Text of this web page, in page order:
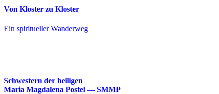
Von Kloster zu Kloster
Ein spiritueller Wanderweg
Schwestern der heiligen
Maria Magdalena Postel — SMMP